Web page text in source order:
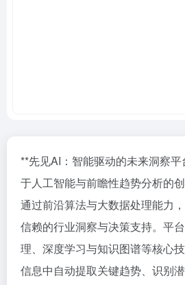
**先见AI：智能驱动的未来洞察
于人工智能与前瞻性趋势分析的
通过前沿算法与大数据处理能力
信赖的行业洞察与决策支持。平
理、深度学习与知识图谱等核心
信息中自动提取关键趋势、识别